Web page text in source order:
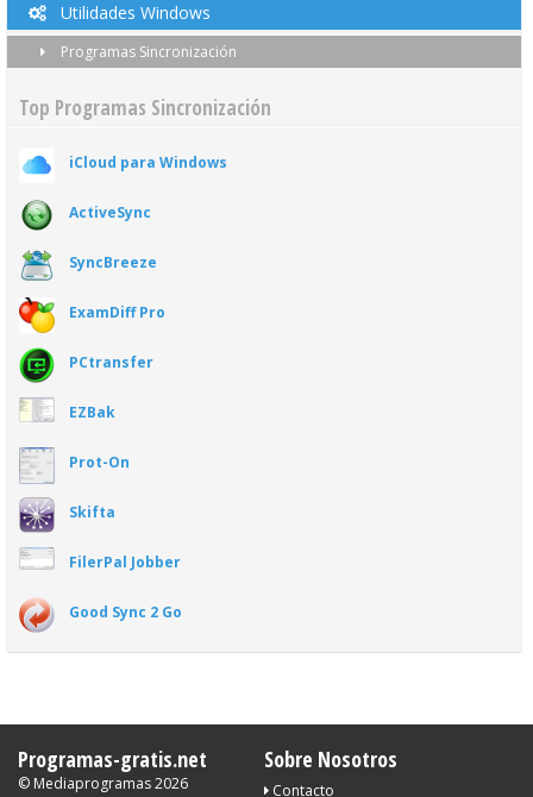
Utilidades Windows
Programas Sincronización
Top Programas Sincronización
iCloud para Windows
ActiveSync
SyncBreeze
ExamDiff Pro
PCtransfer
EZBak
Prot-On
Skifta
FilerPal Jobber
Good Sync 2 Go
Programas-gratis.net
© Mediaprogramas2026
Sobre Nosotros
Contacto